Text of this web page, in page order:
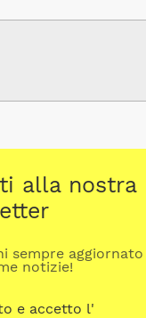
alla nostra
sempre aggiornato
notizie!
e accetto l'